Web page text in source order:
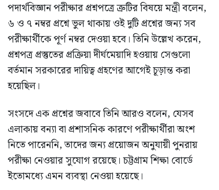
পদার্থবিজ্ঞান পরীক্ষার প্রশ্নপত্রে ত্রুটির বিষয়ে মন্ত্রী বলেন,
৬ ও ৭ নম্বর প্রশ্নে ভুল থাকায় ওই দুটি প্রশ্নের জন্য সব
পরীক্ষার্থীকে পূর্ণ নম্বর দেওয়া হবে। তিনি উল্লেখ করেন,
প্রশ্নপত্র প্রস্তুতের প্রক্রিয়া দীর্ঘমেয়াদি হওয়ায় সেগুলো
বর্তমান সরকারের দায়িত্ব গ্রহণের আগেই চূড়ান্ত করা
হয়েছিল।
সংসদে এক প্রশ্নের জবাবে তিনি আরও বলেন, যেসব
এলাকায় বন্যা বা প্রশাসনিক কারণে পরীক্ষার্থীরা অংশ
নিতে পারেননি, তাদের জন্য প্রয়োজন অনুযায়ী পুনরায়
পরীক্ষা নেওয়ার সুযোগ রয়েছে। চট্টগ্রাম শিক্ষা বোর্ডে
ইতোমধ্যে এমন ব্যবস্থা নেওয়া হয়েছে।